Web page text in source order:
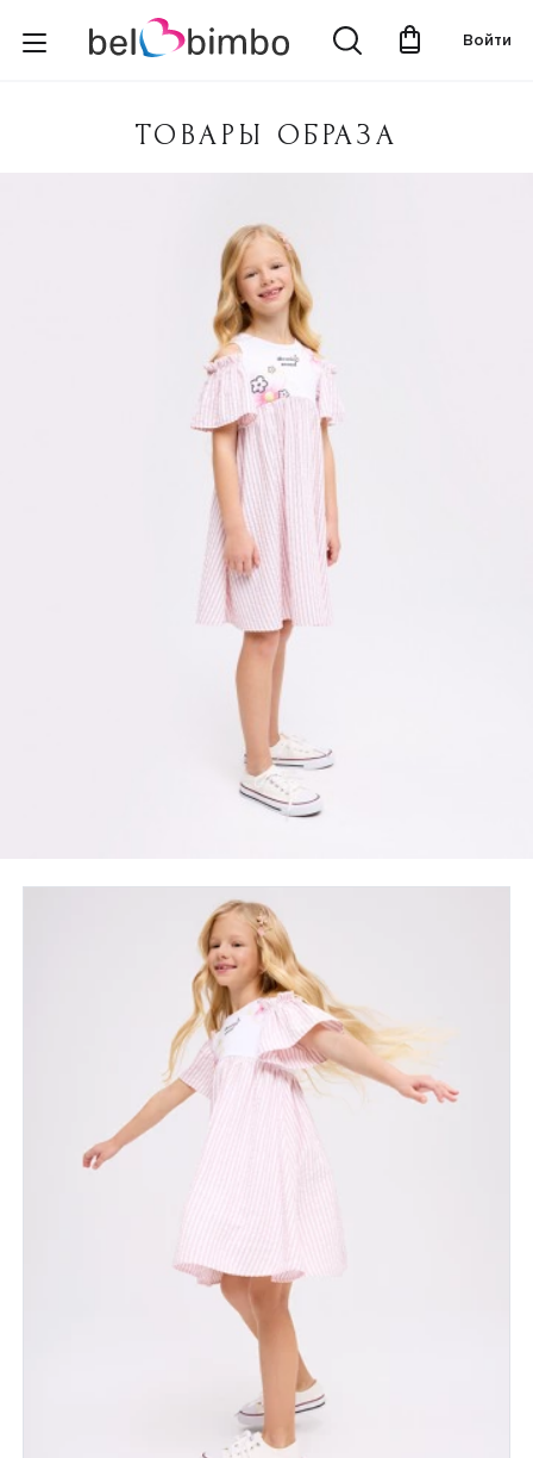
Войти
ТОВАРЫ ОБРАЗА